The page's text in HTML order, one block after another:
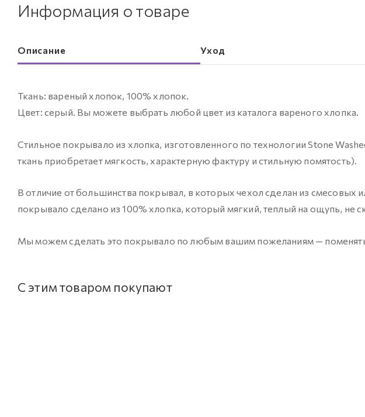
Информация о товаре
Описание Уход
Ткань: вареный хлопок, 100% хлопок.
Цвет: серый. Вы можете выбрать любой цвет из каталога вареного хлопка.
Стильное покрывало из хлопка, изготовленного по технологии Stone
ткань приобретает мягкость, характерную фактуру и стильную помятость).
В отличие от большинства покрывал, в которых чехол сделан из смесовых
покрывало сделано из 100% хлопка, который мягкий, теплый на ощупь, не
Мы можем сделать это покрывало по любым вашим пожеланиям — поменять
С этим товаром покупают